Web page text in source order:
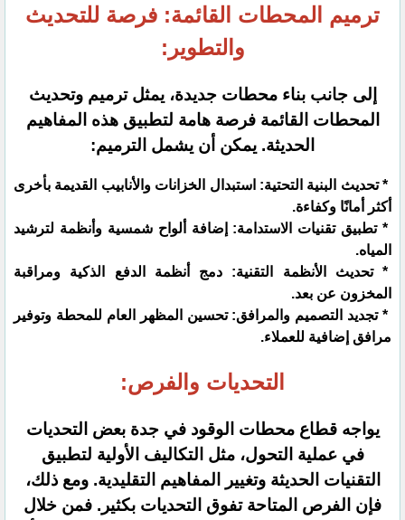
ترميم المحطات القائمة: فرصة للتحديث
والتطوير:
إلى جانب بناء محطات جديدة، يمثل ترميم وتحديث
المحطات القائمة فرصة هامة لتطبيق هذه المفاهيم
الحديثة. يمكن أن يشمل الترميم:
* تحديث البنية التحتية: استبدال الخزانات والأنابيب القديمة بأخرى
أكثر أمانًا وكفاءة.
* تطبيق تقنيات الاستدامة: إضافة ألواح شمسية وأنظمة لترشيد
المياه.
* تحديث الأنظمة التقنية: دمج أنظمة الدفع الذكية ومراقبة
المخزون عن بعد.
* تجديد التصميم والمرافق: تحسين المظهر العام للمحطة وتوفير
مرافق إضافية للعملاء.
التحديات والفرص:
يواجه قطاع محطات الوقود في جدة بعض التحديات
في عملية التحول، مثل التكاليف الأولية لتطبيق
التقنيات الحديثة وتغيير المفاهيم التقليدية. ومع ذلك،
فإن الفرص المتاحة تفوق التحديات بكثير. فمن خلال